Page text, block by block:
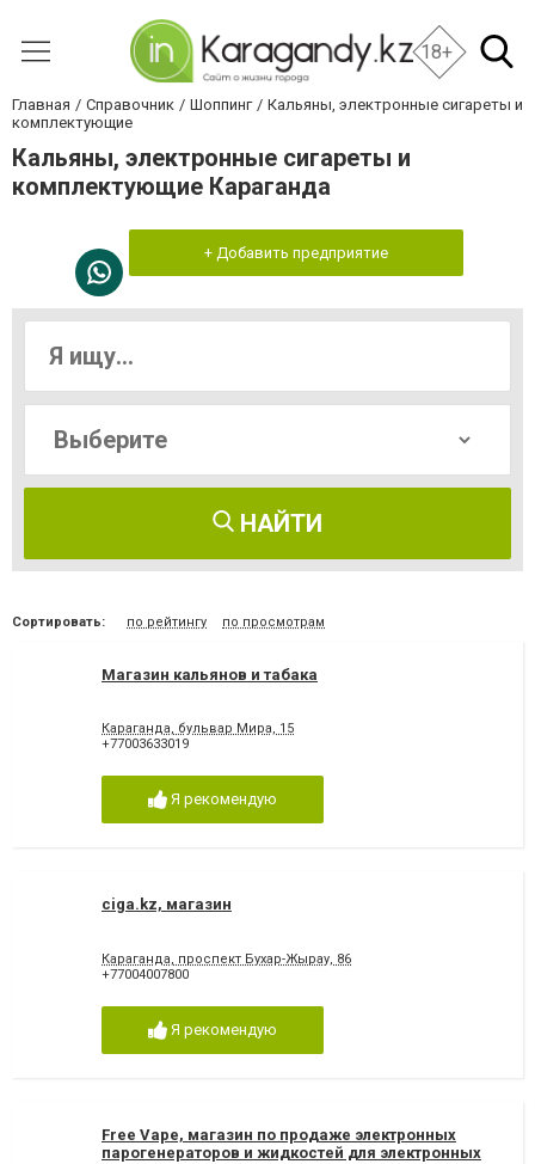
18+
Главная Справочник Шоппинг
Кальяны, электронные сигареты и
комплектующие
Кальяны, электронные сигареты и
комплектующие Караганда
+ Добавить предприятие
НАЙТИ
Сортировать: по рейтингу по просмотрам
Магазин кальянов и табака
Караганда, бульвар Мира, 15
+77003633019
Я рекомендую
ciga.kz, магазин
Караганда, проспект Бухар-Жырау, 86
+77004007800
Я рекомендую
Free Vape, магазин по продаже электронных
парогенераторов и жидкостей для электронных